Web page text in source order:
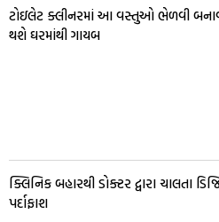
ટોઇલેટ ક્લીનરમાં આ વસ્તુઓ ભેળવી બનાવો
થશે ઘરમાંથી ગાયબ
ક્લિનિક બહારથી ડોક્ટર દ્વારા ચાલતા
પર્દાફાશ